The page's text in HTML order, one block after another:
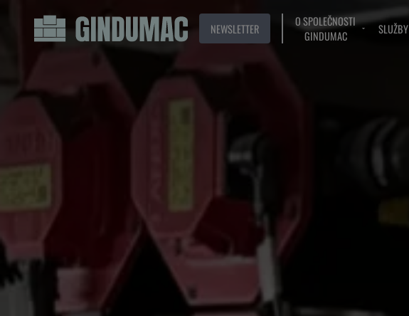
NEWSLETTER
O SPOLEČNOSTI
GINDUMAC
SLUŽBY